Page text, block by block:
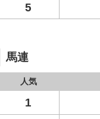
5
馬連
人気
1